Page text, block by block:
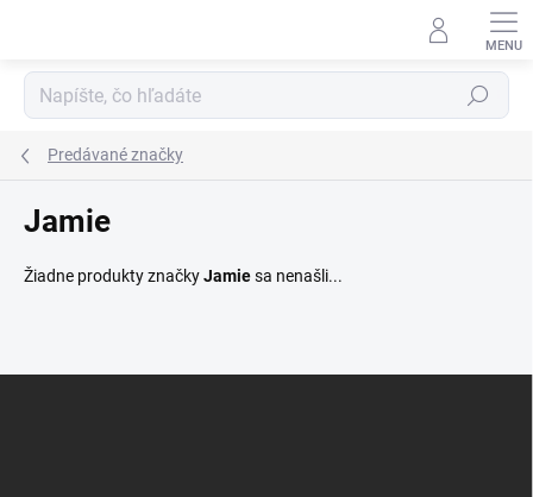
Hľadať
Predávané značky
Jamie
Žiadne produkty značkyJamiesa nenašli...